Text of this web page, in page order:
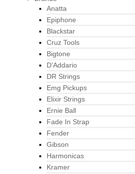
Anatta
Epiphone
Blackstar
Cruz Tools
Bigtone
D’Addario
DR Strings
Emg Pickups
Elixir Strings
Ernie Ball
Fade In Strap
Fender
Gibson
Harmonicas
Kramer